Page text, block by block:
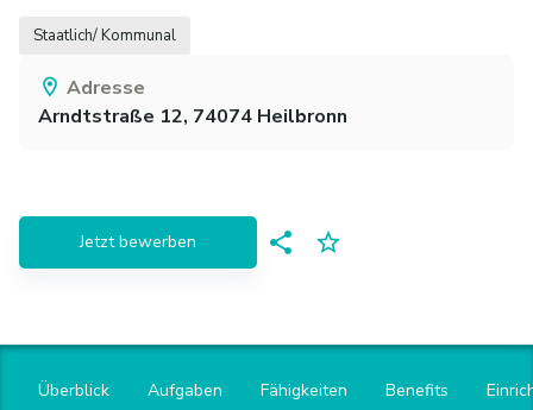
Staatlich/ Kommunal
Adresse
Arndtstraße 12, 74074 Heilbronn
Jetzt bewerben
Überblick Aufgaben Fähigkeiten Benefits